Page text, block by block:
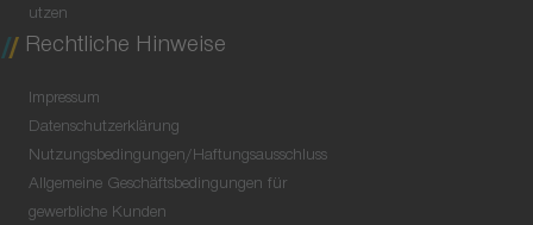
utzen
Rechtliche Hinweise
Impressum
Datenschutzerklärung
Nutzungsbedingungen/Haftungsausschluss
Allgemeine Geschäftsbedingungen für
gewerbliche Kunden